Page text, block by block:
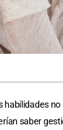
habilidades
saber